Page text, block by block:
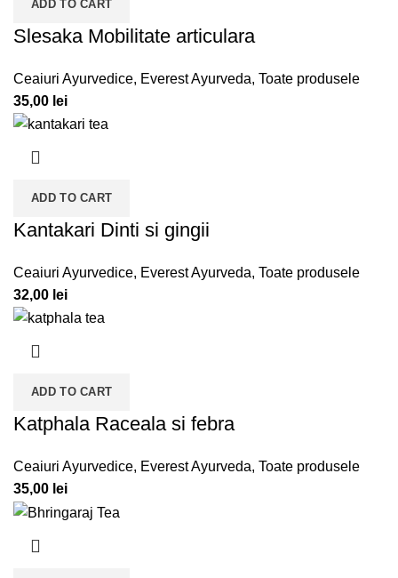
ADD TO CART
Slesaka Mobilitate articulara
Ceaiuri Ayurvedice, Everest Ayurveda, Toate produsele
35,00 lei
ADD TO CART
Kantakari Dinti si gingii
Ceaiuri Ayurvedice, Everest Ayurveda, Toate produsele
32,00 lei
ADD TO CART
Katphala Raceala si febra
Ceaiuri Ayurvedice, Everest Ayurveda, Toate produsele
35,00 lei